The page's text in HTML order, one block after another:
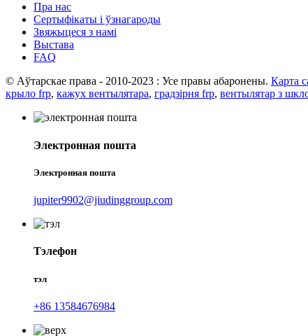
Пра нас
Сертыфікаты і ўзнагароды
Звяжыцеся з намі
Выстава
FAQ
© Аўтарскае права - 2010-2023 : Усе правы абаронены. Карта
крыло frp, кажух вентылятара, градзірня frp, вентылятар з
Электронная пошта
Электронная пошта
jupiter9902@jiudinggroup.com
Тэлефон
тэл
+86 13584676984